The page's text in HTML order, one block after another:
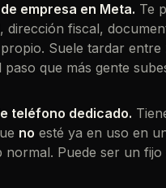
empresa en Meta. Te
dirección fiscal,
Suele tardar entre
paso que más gente
teléfono dedicado.
no esté ya en uso en
normal. Puede ser un